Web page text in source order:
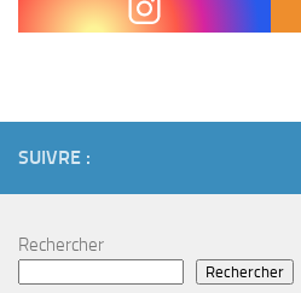
fameux blockbusters, le Maroc est
SUIVRE :
Rechercher
Rechercher